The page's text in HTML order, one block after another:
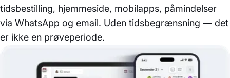
tidsbestilling, hjemmeside, mobilapps, påmindelser
via WhatsApp og email. Uden tidsbegrænsning — det
er ikke en prøveperiode.